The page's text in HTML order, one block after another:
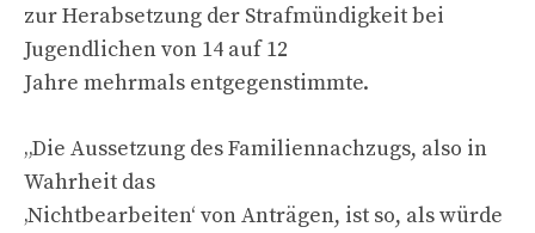
zur Herabsetzung der Strafmündigkeit bei
Jugendlichen von 14 auf 12
Jahre mehrmals entgegenstimmte.
„Die Aussetzung des Familiennachzugs, also in
Wahrheit das
‚Nichtbearbeiten‘ von Anträgen, ist so, als würde